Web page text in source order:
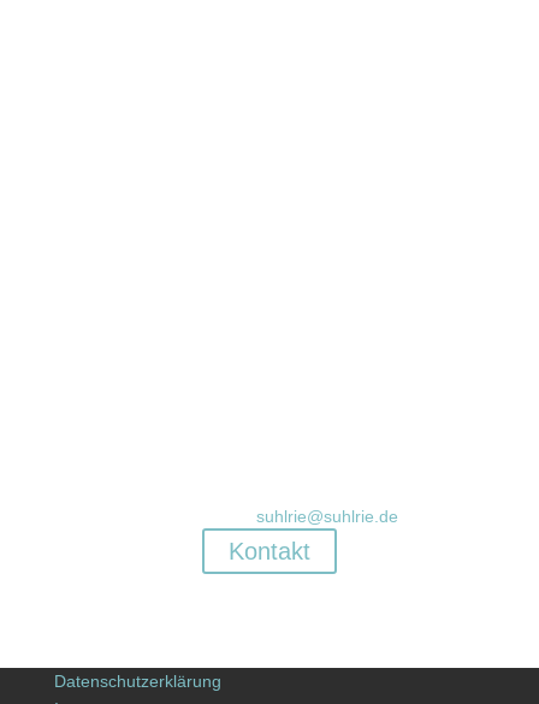
Sie ein Mail ansuhlrie@suhlrie.de
Kontakt
Datenschutzerklärung